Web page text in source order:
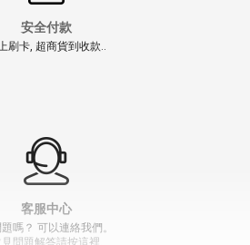
色冰爪 節能飛鏢 CFX-005 冬天 冰
加入購物車
安全付款
刷卡, 超商貨到收款..
客服中心
嗎？ 可以連絡我們。